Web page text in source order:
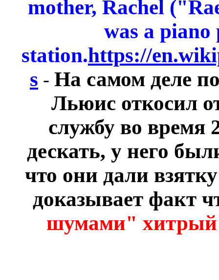
mother, Rachel
was a
station.https://
s - На самом деле
Льюис откосил
службу во время
дескать, у него
что они дали
доказывает факт
шумами" хитрый